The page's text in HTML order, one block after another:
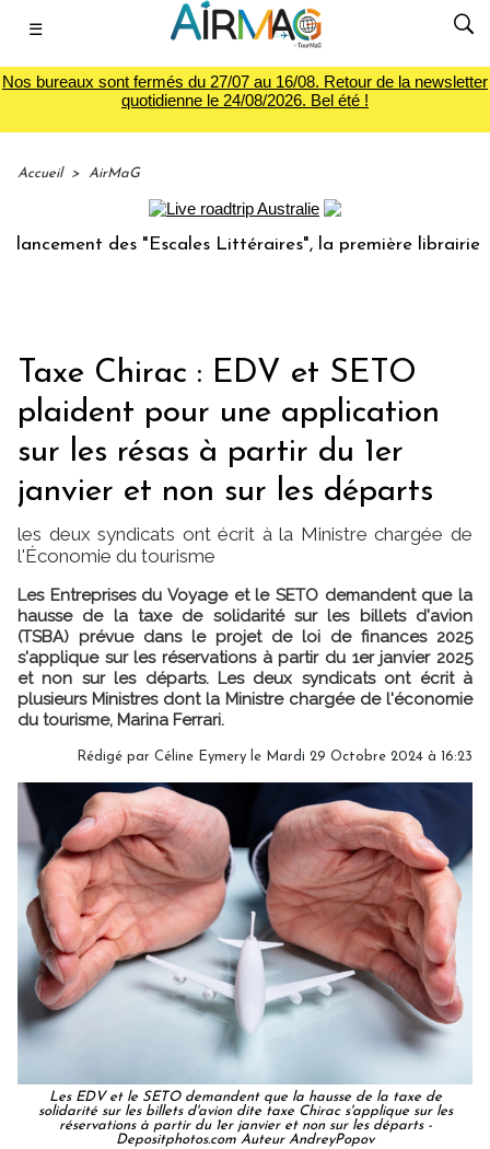
☰
Nos bureaux sont fermés du 27/07 au 16/08. Retour de la newsletter
quotidienne le 24/08/2026. Bel été !
Accueil > AirMaG
des "Escales Littéraires", la première librairie du
Taxe Chirac : EDV et SETO
plaident pour une application
sur les résas à partir du 1er
janvier et non sur les départs
les deux syndicats ont écrit à la Ministre chargée de
l'Économie du tourisme
Les Entreprises du Voyage et le SETO demandent que la
hausse de la taxe de solidarité sur les billets d'avion
(TSBA) prévue dans le projet de loi de finances 2025
s'applique sur les réservations à partir du 1er janvier 2025
et non sur les départs. Les deux syndicats ont écrit à
plusieurs Ministres dont la Ministre chargée de l'économie
du tourisme, Marina Ferrari.
Rédigé par Céline Eymery le Mardi 29 Octobre 2024 à 16:23
Les EDV et le SETO demandent que la hausse de la taxe de
solidarité sur les billets d'avion dite taxe Chirac s'applique sur les
réservations à partir du 1er janvier et non sur les départs -
Depositphotos.com Auteur AndreyPopov